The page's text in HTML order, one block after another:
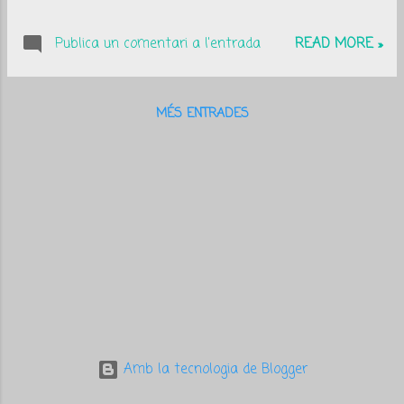
e
Publica un comentari a l'entrada READ MORE »
MÉS ENTRADES
Amb la tecnologia de Blogger